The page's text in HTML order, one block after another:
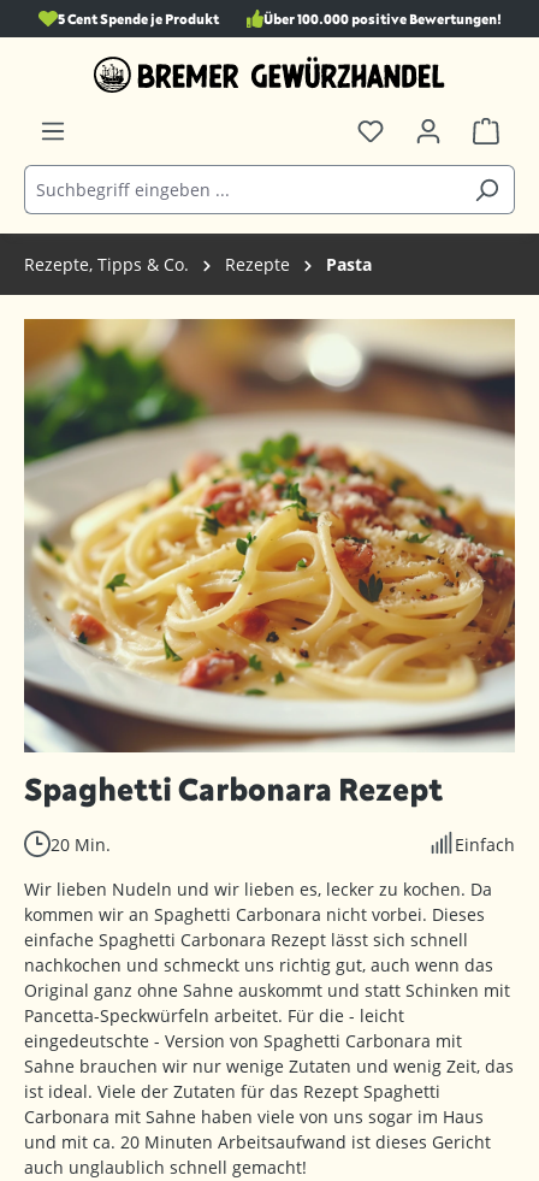
springen
5 Cent Spende je Produkt Über 100.000 positive Bewertungen!
Rezepte, Tipps & Co. Rezepte Pasta
Bildergalerie überspringen
Spaghetti Carbonara Rezept
20 Min.
Einfach
Wir lieben Nudeln und wir lieben es, lecker zu kochen. Da
kommen wir an Spaghetti Carbonara nicht vorbei. Dieses
einfache Spaghetti Carbonara Rezept lässt sich schnell
nachkochen und schmeckt uns richtig gut, auch wenn das
Original ganz ohne Sahne auskommt und statt Schinken mit
Pancetta-Speckwürfeln arbeitet. Für die - leicht
eingedeutschte - Version von Spaghetti Carbonara mit
Sahne brauchen wir nur wenige Zutaten und wenig Zeit, das
ist ideal. Viele der Zutaten für das Rezept Spaghetti
Carbonara mit Sahne haben viele von uns sogar im Haus
und mit ca. 20 Minuten Arbeitsaufwand ist dieses Gericht
auch unglaublich schnell gemacht!